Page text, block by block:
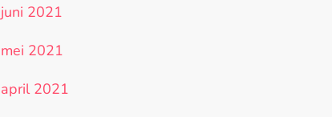
juni 2021
mei 2021
april 2021